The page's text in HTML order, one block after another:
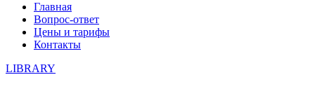
Главная
Вопрос-ответ
Цены и тарифы
Контакты
LIBRARY